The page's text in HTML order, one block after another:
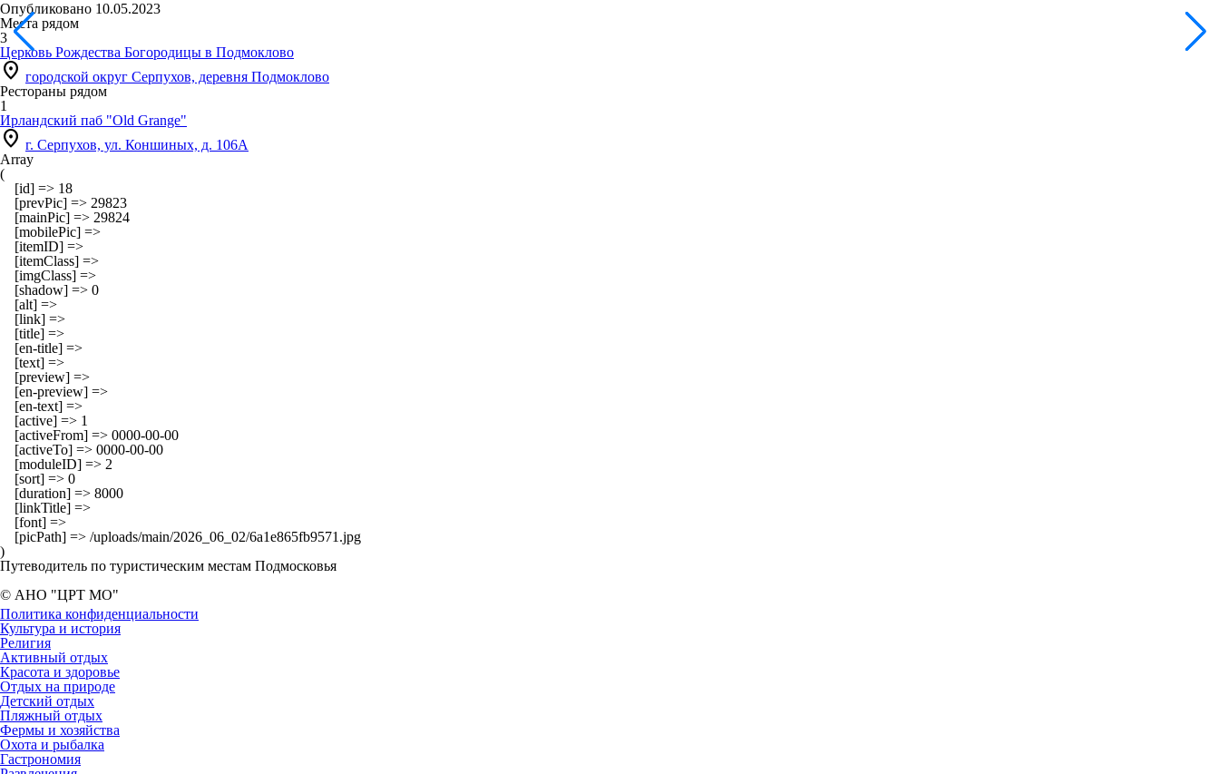
Опубликовано 10.05.2023
Места рядом
3
Церковь Рождества Богородицы в Подмоклово
location_on городской округ Серпухов, деревня Подмоклово
Рестораны рядом
1
Ирландский паб "Old Grange"
location_on г. Серпухов, ул. Коншиных, д. 106А
Array
(
    [id] => 18
    [prevPic] => 29823
    [mainPic] => 29824
    [mobilePic] =>
    [itemID] =>
    [itemClass] =>
    [imgClass] =>
    [shadow] => 0
    [alt] =>
    [link] =>
    [title] =>
    [en-title] =>
    [text] =>
    [preview] =>
    [en-preview] =>
    [en-text] =>
    [active] => 1
    [activeFrom] => 0000-00-00
    [activeTo] => 0000-00-00
    [moduleID] => 2
    [sort] => 0
    [duration] => 8000
    [linkTitle] =>
    [font] =>
    [picPath] => /uploads/main/2026_06_02/6a1e865fb9571.jpg
Путеводитель по туристическим местам Подмосковья
© АНО "ЦРТ МО"
Политика конфиденциальности
Культура и история
Религия
Активный отдых
Красота и здоровье
Отдых на природе
Детский отдых
Пляжный отдых
Фермы и хозяйства
Охота и рыбалка
Гастрономия